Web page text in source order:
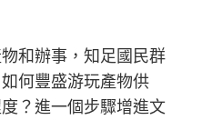
和辦事，知足國民群
何豐盛游玩產物供
？進一個步驟增進文